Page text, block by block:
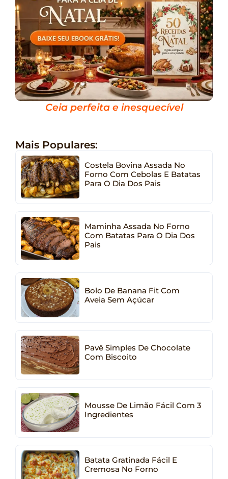
Ceia perfeita e inesquecível
Mais Populares:
Costela Bovina Assada No
Forno Com Cebolas E Batatas
Para O Dia Dos Pais
Maminha Assada No Forno
Com Batatas Para O Dia Dos
Pais
Bolo De Banana Fit Com
Aveia Sem Açúcar
Pavê Simples De Chocolate
Com Biscoito
Mousse De Limão Fácil Com 3
Ingredientes
Batata Gratinada Fácil E
Cremosa No Forno